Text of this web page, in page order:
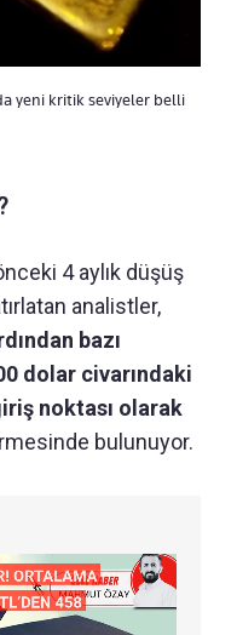
yeni kritik seviyeler belli
4 aylık düşüş
analistler,
bazı
dolar civarındaki
noktası olarak
bulunuyor.